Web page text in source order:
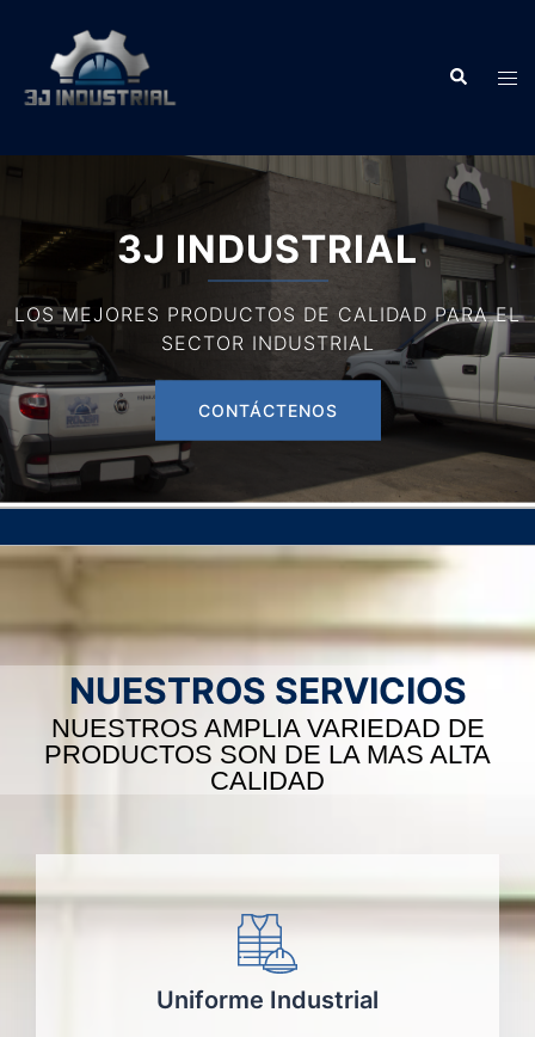
3J INDUSTRIAL
LOS MEJORES PRODUCTOS DE CALIDAD PARA EL
SECTOR INDUSTRIAL
CONTÁCTENOS
NUESTROS SERVICIOS
NUESTROS AMPLIA VARIEDAD DE
PRODUCTOS SON DE LA MAS ALTA
CALIDAD
Uniforme Industrial